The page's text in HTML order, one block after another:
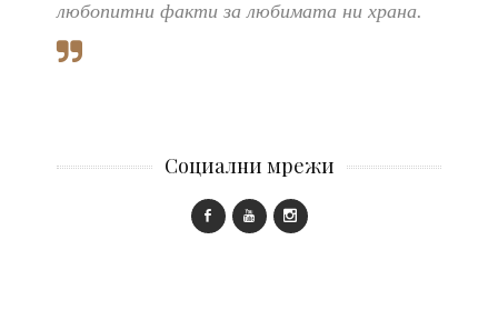
любопитни факти за любимата ни храна.
Социални мрежи